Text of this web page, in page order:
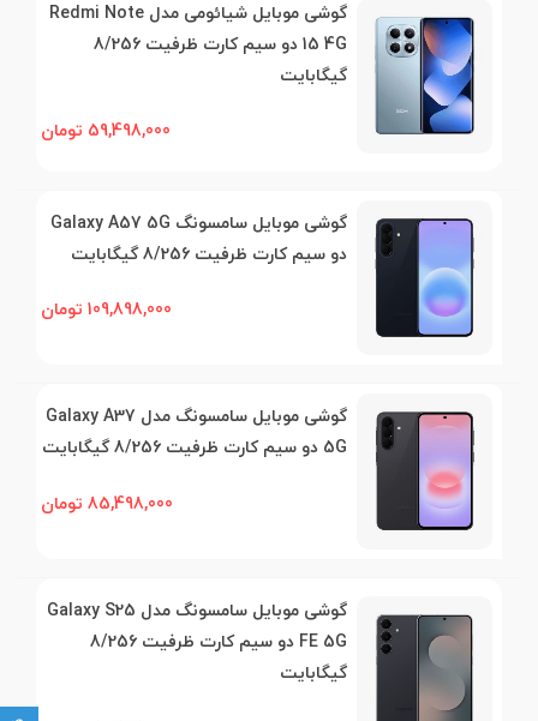
گوشی موبایل شیائومی مدل Redmi Note
15 4G دو سیم کارت ظرفیت 8/256
گیگابایت
59,498,000 تومان
گوشی موبایل سامسونگ Galaxy A57 5G
دو سیم کارت ظرفیت 8/256 گیگابایت
109,898,000 تومان
گوشی موبایل سامسونگ مدل Galaxy A37
5G دو سیم کارت ظرفیت 8/256 گیگابایت
85,498,000 تومان
گوشی موبایل سامسونگ مدل Galaxy S25
FE 5G دو سیم کارت ظرفیت 8/256
گیگابایت